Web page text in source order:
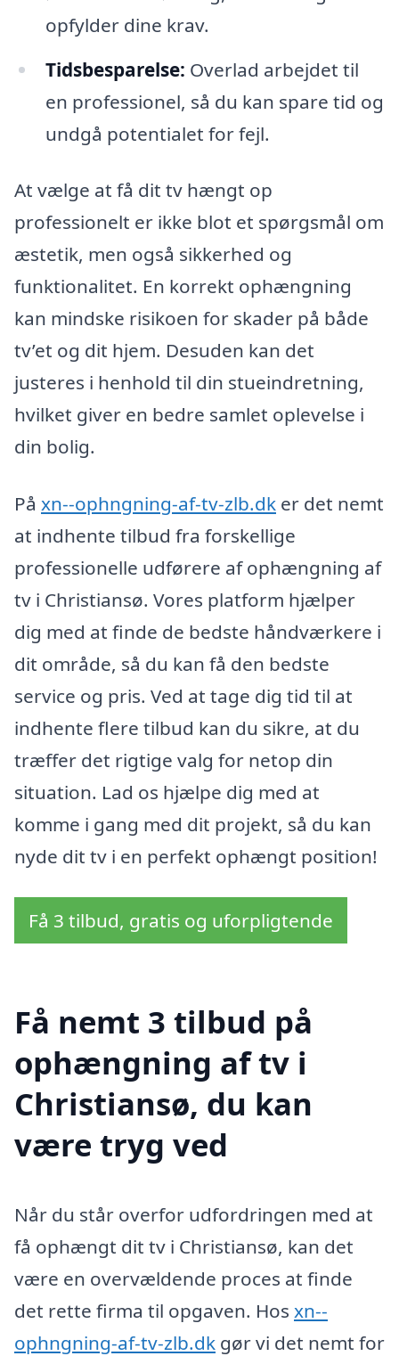
opfylder dine krav.
Tidsbesparelse: Overlad arbejdet til
en professionel, så du kan spare tid og
undgå potentialet for fejl.
At vælge at få dit tv hængt op
professionelt er ikke blot et spørgsmål om
æstetik, men også sikkerhed og
funktionalitet. En korrekt ophængning
kan mindske risikoen for skader på både
tv’et og dit hjem. Desuden kan det
justeres i henhold til din stueindretning,
hvilket giver en bedre samlet oplevelse i
din bolig.
På xn--ophngning-af-tv-zlb.dk er det nemt
at indhente tilbud fra forskellige
professionelle udførere af ophængning af
tv i Christiansø. Vores platform hjælper
dig med at finde de bedste håndværkere i
dit område, så du kan få den bedste
service og pris. Ved at tage dig tid til at
indhente flere tilbud kan du sikre, at du
træffer det rigtige valg for netop din
situation. Lad os hjælpe dig med at
komme i gang med dit projekt, så du kan
nyde dit tv i en perfekt ophængt position!
Få 3 tilbud, gratis og uforpligtende
Få nemt 3 tilbud på
ophængning af tv i
Christiansø, du kan
være tryg ved
Når du står overfor udfordringen med at
få ophængt dit tv i Christiansø, kan det
være en overvældende proces at finde
det rette firma til opgaven. Hos xn--
ophngning-af-tv-zlb.dk gør vi det nemt for